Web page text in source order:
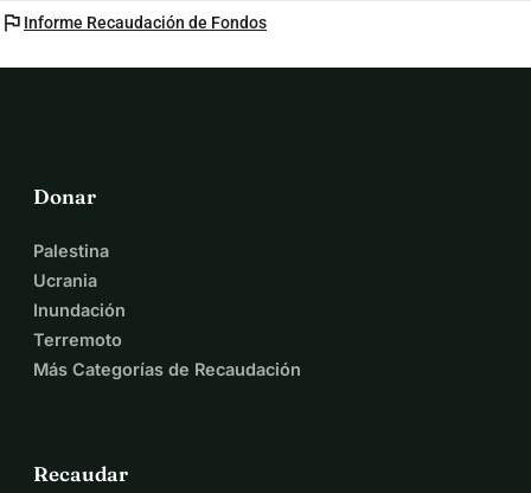
flag Informe Recaudación de Fondos
Donar
Palestina
Ucrania
Inundación
Terremoto
Más Categorías de Recaudación
Recaudar